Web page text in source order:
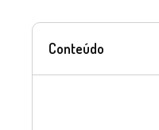
Conteúdo